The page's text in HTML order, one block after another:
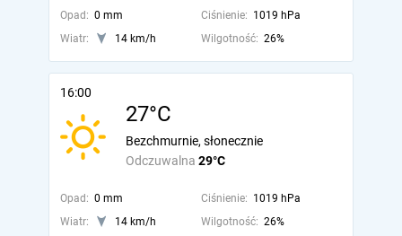
Opad: 0 mm Ciśnienie: 1019 hPa
Wiatr:
14 km/h Wilgotność: 26%
16:00
27°C
Odczuwalna 29°C
Bezchmurnie, słonecznie
Opad: 0 mm Ciśnienie: 1019 hPa
Wiatr:
14 km/h Wilgotność: 26%